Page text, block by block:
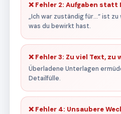
❌ Fehler 2: Aufgaben statt
„Ich war zuständig für…“ ist
was du bewirkt hast.
❌ Fehler 3: Zu viel Text, zu
Überladene Unterlagen
Detailfülle.
❌ Fehler 4: Unsaubere